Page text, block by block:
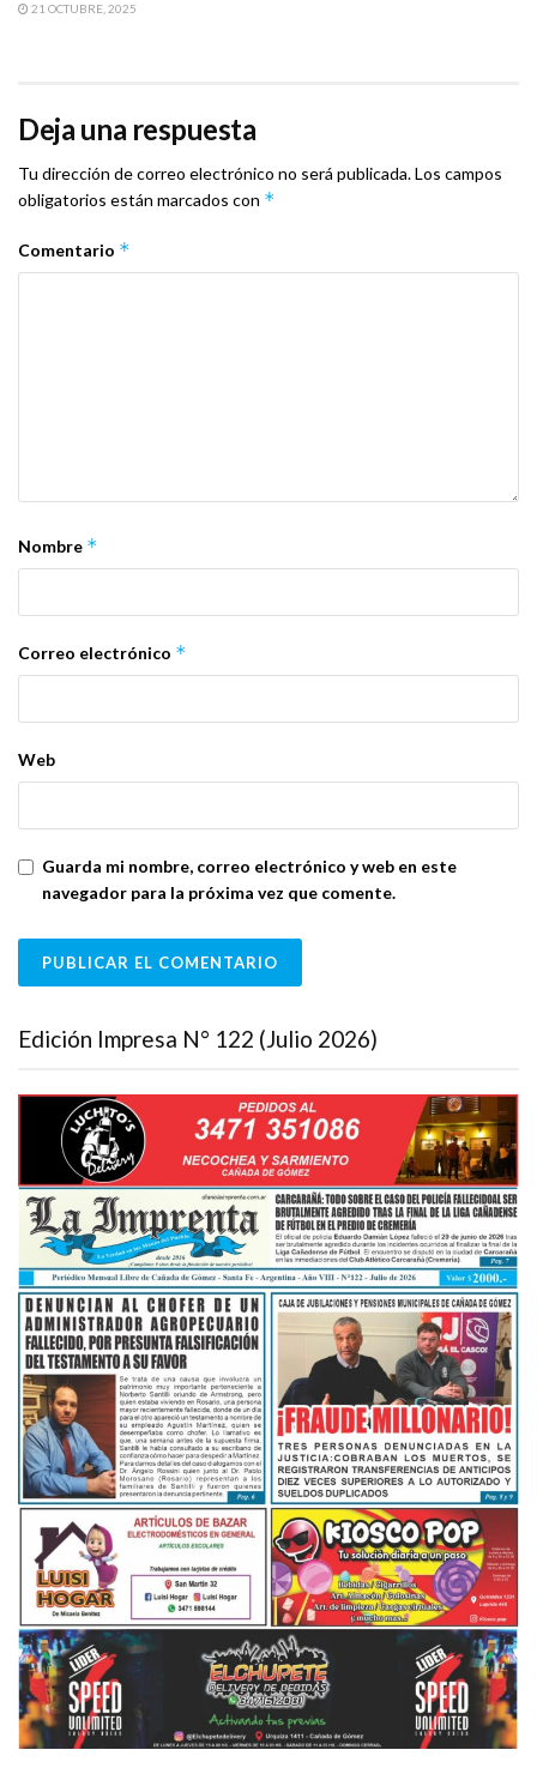
21 OCTUBRE, 2025
Deja una respuesta
Tu dirección de correo electrónico no será publicada.Los campos
obligatorios están marcados con *
Comentario *
Nombre *
Correo electrónico *
Web
Guarda mi nombre, correo electrónico y web en este
navegador para la próxima vez que comente.
Edición Impresa N° 122 (Julio 2026)